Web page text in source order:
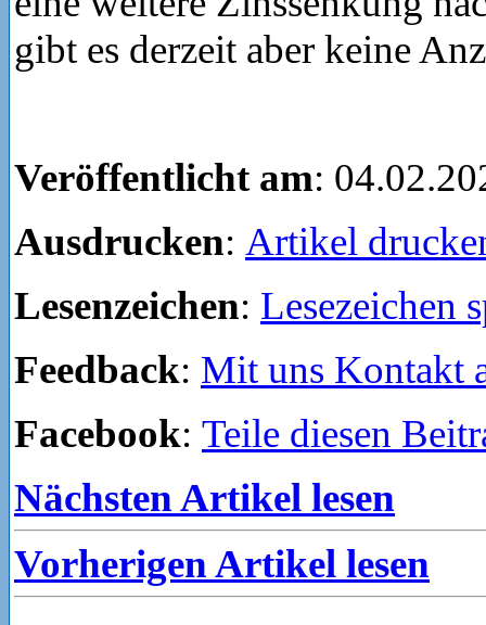
gibt es derzeit aber keine
Veröffentlicht am:
Ausdrucken: Artikel
Lesenzeichen: Lesezeichen
Feedback: Mit uns Kontakt
Facebook: Teile diesen
Nächsten Artikel lesen
Vorherigen Artikel lesen